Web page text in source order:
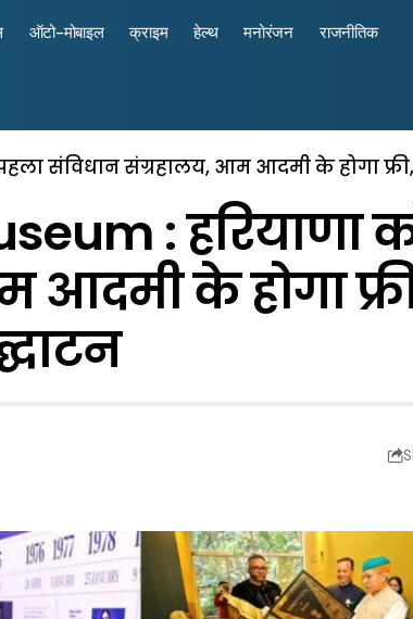
ऑटो-मोबाइल क्राइम हेल्थ मनोरंजन राजनीतिक
संविधान संग्रहालय, आम आदमी के होगा
: हरियाणा
के होगा